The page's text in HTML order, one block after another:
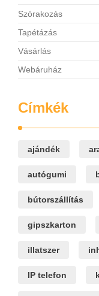
Szórakozás
Tapétázás
Vásárlás
Webáruház
Címkék
ajándék
autógumi
bútorszállítás
gipszkarton
illatszer
IP telefon